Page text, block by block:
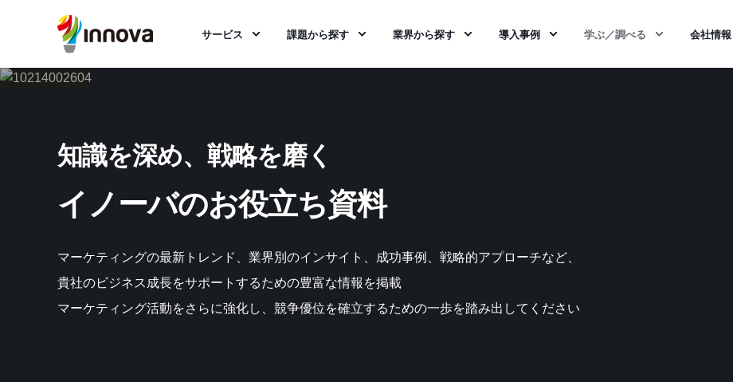
サービス 課題から探す 業界から探す 導入事例 学ぶ／調べる 会社情報
知識を深め、戦略を磨く
イノーバのお役立ち資料
マーケティングの最新トレンド、業界別のインサイト、成功事例、戦略的アプローチなど、
貴社のビジネス成長をサポートするための豊富な情報を掲載
マーケティング活動をさらに強化し、競争優位を確立するための一歩を踏み出してください